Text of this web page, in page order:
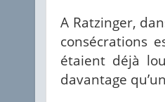
A Ratzinger,
consécrations
étaient déjà
davantage